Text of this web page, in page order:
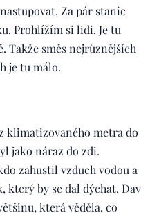
Za pár stanic
Prohlížím si lidi. Je tu
Takže směs nejrůznějších
je tu málo.
klimatizovaného metra do
jako náraz do zdi.
zahustil vzduch vodou a
by se dal dýchat. Dav
která věděla, co